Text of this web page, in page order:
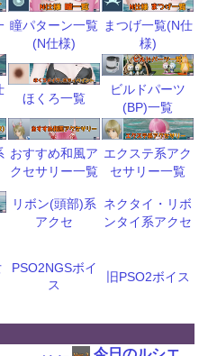
瞳パターン一覧
(N仕様)
まつげ一覧(N仕
様)
ほくろ一覧
ビルドパーツ
(BP)一覧
おすすめ和風ア
クセサリー一覧
エクステ系アク
セサリー一覧
リボン(頭部)系
アクセ
ネクタイ・リボ
ンタイ系アクセ
PSO2NGSボイ
ス
旧PSO2ボイス